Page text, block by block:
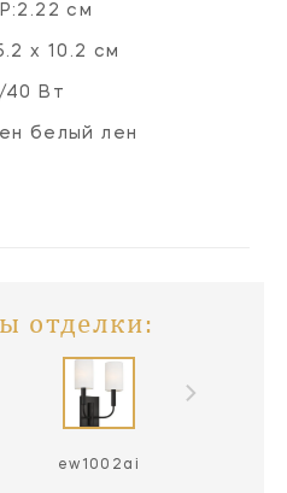
см
х 10.2 см
40 Вт
белый лен
отделки:
ew1002ai